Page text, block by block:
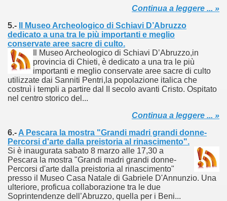
Continua a leggere ... »
5.-
Il Museo Archeologico di Schiavi D’Abruzzo
dedicato a una tra le più importanti e meglio
conservate aree sacre di culto.
Il Museo Archeologico di Schiavi D’Abruzzo,in
provincia di Chieti, è dedicato a una tra le più
importanti e meglio conservate aree sacre di culto
utilizzate dai Sanniti Pentri,la popolazione italica che
costruì i templi a partire dal II secolo avanti Cristo. Ospitato
nel centro storico del...
Continua a leggere ... »
6.- A Pescara la mostra "Grandi madri grandi donne-
Percorsi d'arte dalla preistoria al rinascimento".
Si è inaugurata sabato 8 marzo alle 17,30 a
Pescara la mostra "Grandi madri grandi donne-
Percorsi d'arte dalla preistoria al rinascimento"
presso il Museo Casa Natale di Gabriele D'Annunzio. Una
ulteriore, proficua collaborazione tra le due
Soprintendenze dell’Abruzzo, quella per i Beni...
mese di Giugno 2013.
l’evoluzione storica della telefonia.